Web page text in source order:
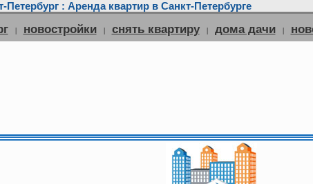
: Аренда квартир в Санкт-Петербурге
| новостройки | снять квартиру | дома дачи |